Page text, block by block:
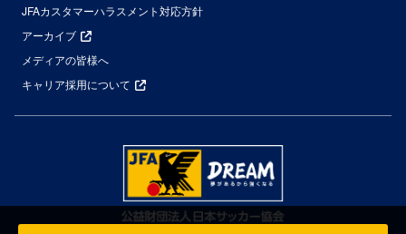
JFAカスタマーハラスメント対応方針
アーカイブ
メディアの皆様へ
キャリア採用について